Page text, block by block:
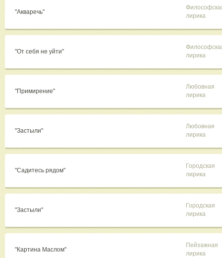
"Акваречь"
лирика
"От себя не уйти"
лирика
"Примирение"
Любовная
лирика
"Застыли"
Любовная
лирика
"Садитесь рядом"
Городская
лирика
"Застыли"
Городская
лирика
"Картина Маслом"
Пейзажная
лирика